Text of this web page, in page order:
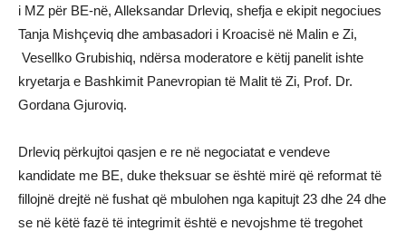
i MZ për BE-në, Alleksandar Drleviq, shefja e ekipit negociues
Tanja Mishçeviq dhe ambasadori i Kroacisë në Malin e Zi,
Vesellko Grubishiq, ndërsa moderatore e këtij panelit ishte
kryetarja e Bashkimit Panevropian të Malit të Zi, Prof. Dr.
Gordana Gjuroviq.
Drleviq përkujtoi qasjen e re në negociatat e vendeve
kandidate me BE, duke theksuar se është mirë që reformat të
fillojnë drejtë në fushat që mbulohen nga kapitujt 23 dhe 24 dhe
se në këtë fazë të integrimit është e nevojshme të tregohet